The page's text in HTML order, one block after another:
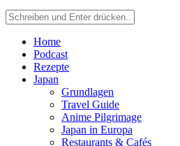
Home
Podcast
Rezepte
Japan
Grundlagen
Travel Guide
Anime Pilgrimage
Japan in Europa
Restaurants & Cafés